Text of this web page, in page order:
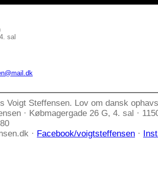
sal
Voigt Steffensen. Lov om dansk
· Købmagergade 26 G, 4. sal ·
· Facebook/voigtsteffensen ·